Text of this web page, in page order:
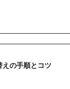
えの手順とコツ